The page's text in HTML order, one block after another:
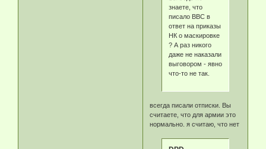
знаете, что
писало ВВС в
ответ на приказы
НК о маскировке
? А раз никого
даже не наказали
выговором - явно
что-то не так.
всегда писали отписки. Вы
считаете, что для армии это
нормально. я считаю, что нет